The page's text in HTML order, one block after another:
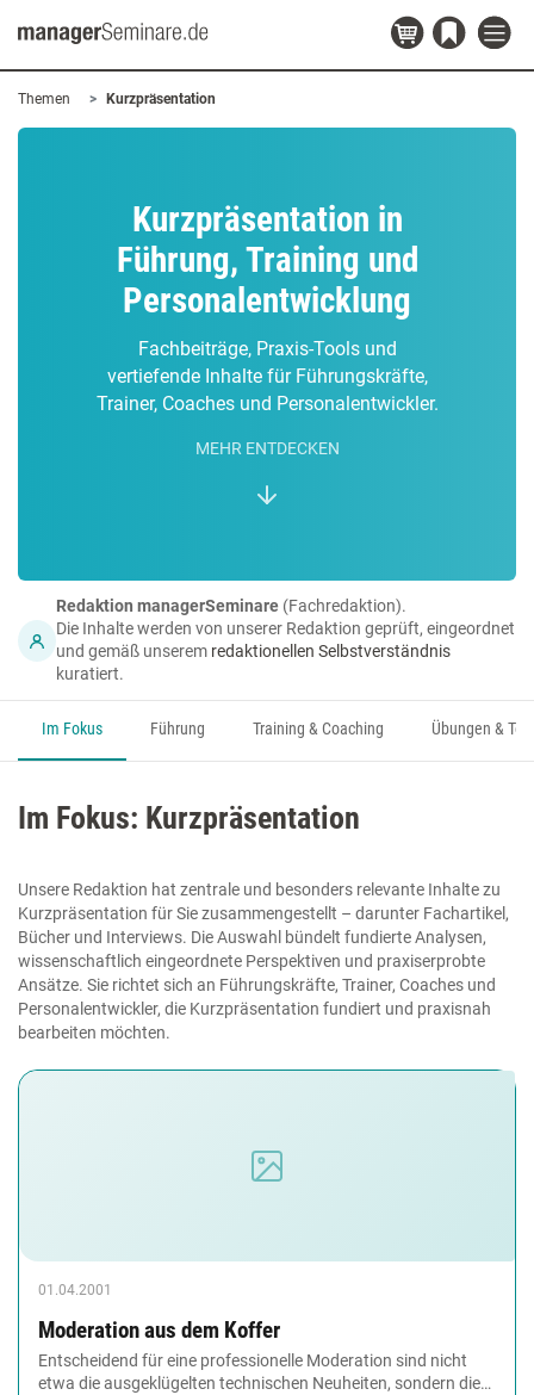
Themen Kurzpräsentation
Kurzpräsentation in
Führung, Training und
Personalentwicklung
Fachbeiträge, Praxis-Tools und
vertiefende Inhalte für Führungskräfte,
Trainer, Coaches und Personalentwickler.
MEHR ENTDECKEN
Redaktion managerSeminare (Fachredaktion).
Die Inhalte werden von unserer Redaktion geprüft, eingeordnet
und gemäß unserem redaktionellen Selbstverständnis
kuratiert.
Im Fokus Führung Training & Coaching Übungen &
Im Fokus: Kurzpräsentation
Unsere Redaktion hat zentrale und besonders relevante Inhalte zu
Kurzpräsentation für Sie zusammengestellt – darunter Fachartikel,
Bücher und Interviews. Die Auswahl bündelt fundierte Analysen,
wissenschaftlich eingeordnete Perspektiven und praxiserprobte
Ansätze. Sie richtet sich an Führungskräfte, Trainer, Coaches und
Personalentwickler, die Kurzpräsentation fundiert und praxisnah
bearbeiten möchten.
01.04.2001
Moderation aus dem Koffer
Entscheidend für eine professionelle Moderation sind nicht
etwa die ausgeklügelten technischen Neuheiten, sondern die